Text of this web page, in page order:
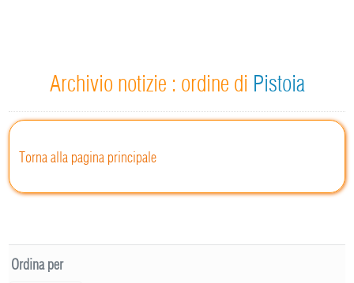
Archivio notizie : ordine di Pistoia
Torna alla pagina principale
Ordina per